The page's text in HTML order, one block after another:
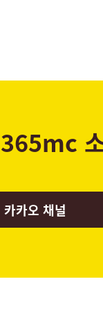
365mc
카오 채널